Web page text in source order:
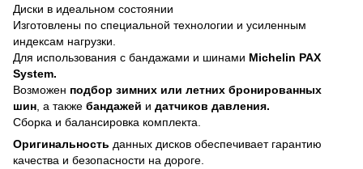
Диски в идеальном состоянии
Изготовлены по специальной технологии и усиленным
индексам нагрузки.
Для использования с бандажами и шинами Michelin PAX
System.
Возможен подбор зимних или летних бронированных
шин , а также бандажей и датчиков давления.
Сборка и балансировка комплекта.
Оригинальность данных дисков обеспечивает гарантию
качества и безопасности на дороге.